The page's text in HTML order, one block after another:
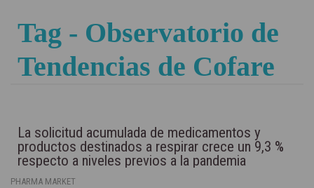
Tag - Observatorio de
Tendencias de Cofare
La solicitud acumulada de medicamentos y
productos destinados a respirar crece un 9,3 %
respecto a niveles previos a la pandemia
PHARMA MARKET